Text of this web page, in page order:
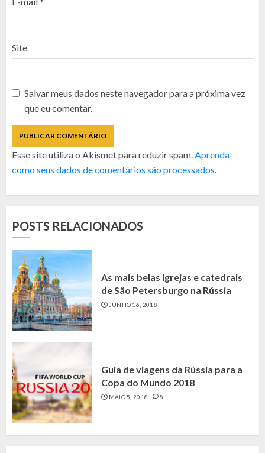
Site
Salvar meus dados neste navegador para a próxima vez
que eu comentar.
Esse site utiliza o Akismet para reduzir spam.Aprenda
como seus dados de comentários são processados.
POSTS RELACIONADOS
As mais belas igrejas e catedrais
de São Petersburgo na Rússia
JUNHO 16, 2018
Guia de viagens da Rússia para a
Copa do Mundo 2018
MAIO 5, 2018 8